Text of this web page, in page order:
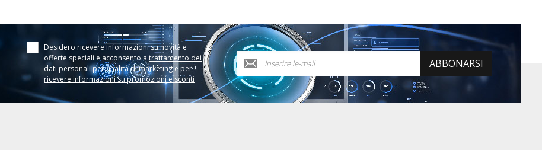
Desidero ricevere informazioni su novità e
offerte speciali e acconsento a trattamento dei
dati personali per finalità di marketing e per
ricevere informazioni su promozioni e sconti
ABBONARSI